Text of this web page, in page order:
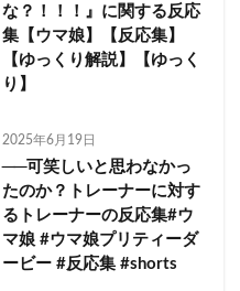
な？！！！』に関する反応
集【ウマ娘】【反応集】
【ゆっくり解説】【ゆっく
り】
2025年6月19日
──可笑しいと思わなかっ
たのか？トレーナーに対す
るトレーナーの反応集#ウ
マ娘 #ウマ娘プリティーダ
ービー #反応集 #shorts